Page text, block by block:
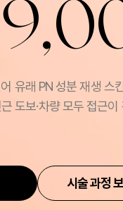
유래 PN 성분 재생 스
도보·차량 모두 접근이
시술 과정 보